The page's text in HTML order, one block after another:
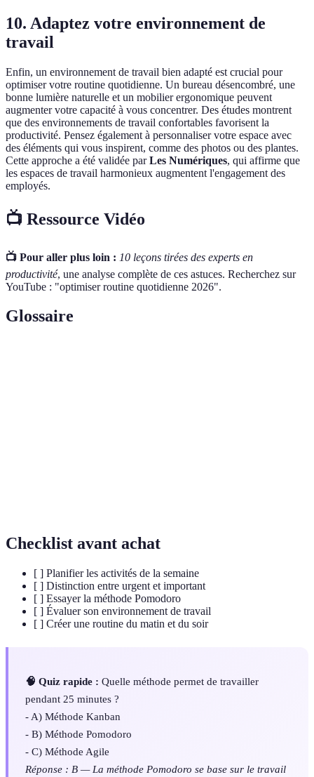
10. Adaptez votre environnement de
travail
Enfin, un environnement de travail bien adapté est crucial pour
optimiser votre routine quotidienne. Un bureau désencombré, une
bonne lumière naturelle et un mobilier ergonomique peuvent
augmenter votre capacité à vous concentrer. Des études montrent
que des environnements de travail confortables favorisent la
productivité. Pensez également à personnaliser votre espace avec
des éléments qui vous inspirent, comme des photos ou des plantes.
Cette approche a été validée parLes Numériques, qui affirme que
les espaces de travail harmonieux augmentent l'engagement des
employés.
📺 Ressource Vidéo
📺 Pour aller plus loin : 10 leçons tirées des experts en
productivité, une analyse complète de ces astuces. Recherchez sur
YouTube : "optimiser routine quotidienne 2026".
Glossaire
Checklist avant achat
[ ] Planifier les activités de la semaine
[ ] Distinction entre urgent et important
[ ] Essayer la méthode Pomodoro
[ ] Évaluer son environnement de travail
[ ] Créer une routine du matin et du soir
🧠 Quiz rapide : Quelle méthode permet de travailler
pendant 25 minutes ?
- A) Méthode Kanban
- B) Méthode Pomodoro
- C) Méthode Agile
Réponse : B — La méthode Pomodoro se base sur le travail